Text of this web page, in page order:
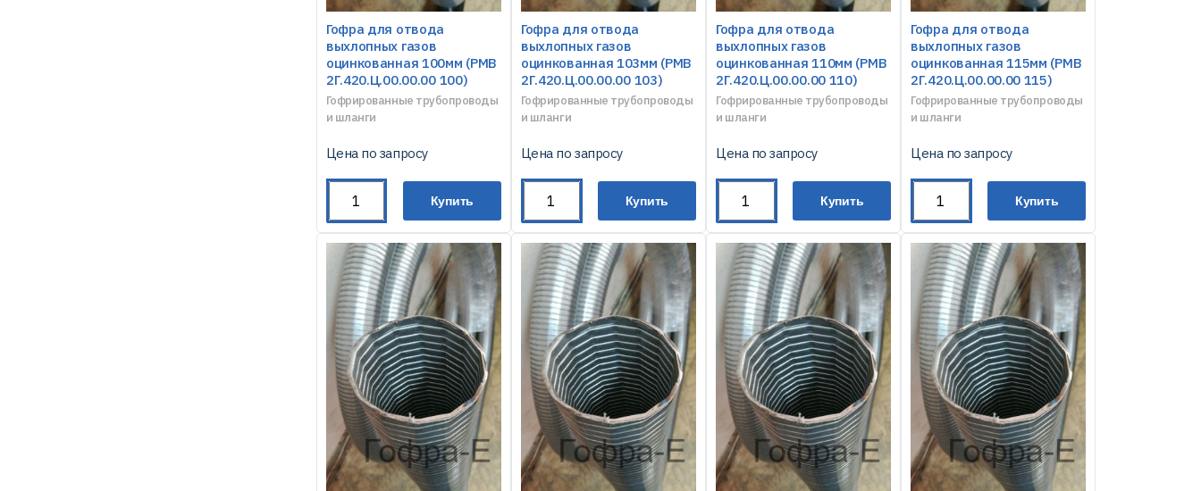
Гофра для отвода
выхлопных газов
оцинкованная 100мм (РМВ
2Г.420.Ц.00.00.00 100)
Гофрированные трубопроводы
и шланги
Цена по запросу
Купить
Гофра для отвода
выхлопных газов
оцинкованная 103мм (РМВ
2Г.420.Ц.00.00.00 103)
Гофрированные трубопроводы
и шланги
Цена по запросу
Купить
Гофра для отвода
выхлопных газов
оцинкованная 110мм (РМВ
2Г.420.Ц.00.00.00 110)
Гофрированные трубопроводы
и шланги
Цена по запросу
Купить
Гофра для отвода
выхлопных газов
оцинкованная 115мм (РМВ
2Г.420.Ц.00.00.00 115)
Гофрированные трубопроводы
и шланги
Цена по запросу
Купить